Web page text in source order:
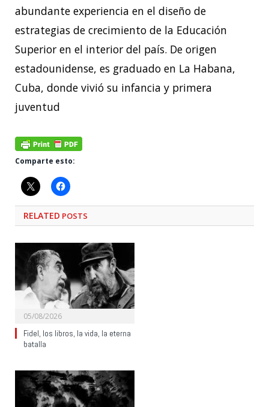
abundante experiencia en el diseño de
estrategias de crecimiento de la Educación
Superior en el interior del país. De origen
estadounidense, es graduado en La Habana,
Cuba, donde vivió su infancia y primera
juventud
Comparte esto:
RELATED POSTS
05/08/2026
Fidel, los libros, la vida, la eterna
batalla